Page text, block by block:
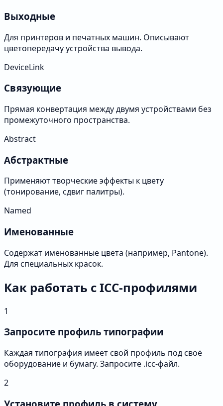
Выходные
Для принтеров и печатных машин. Описывают
цветопередачу устройства вывода.
DeviceLink
Связующие
Прямая конвертация между двумя устройствами без
промежуточного пространства.
Abstract
Абстрактные
Применяют творческие эффекты к цвету
(тонирование, сдвиг палитры).
Named
Именованные
Содержат именованные цвета (например, Pantone).
Для специальных красок.
Как работать с ICC-профилями
1
Запросите профиль типографии
Каждая типография имеет свой профиль под своё
оборудование и бумагу. Запросите .icc-файл.
2